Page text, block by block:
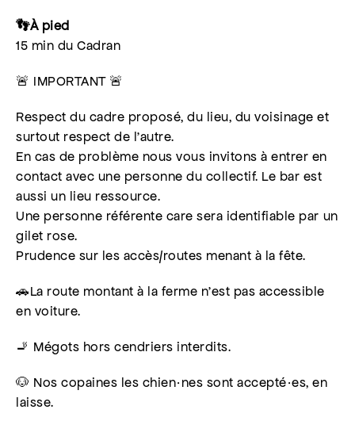
👣À pied
15 min du Cadran
🚨 IMPORTANT 🚨
Respect du cadre proposé, du lieu, du voisinage et
surtout respect de l’autre.
En cas de problème nous vous invitons à entrer en
contact avec une personne du collectif. Le bar est
aussi un lieu ressource.
Une personne référente care sera identifiable par un
gilet rose.
Prudence sur les accès/routes menant à la fête.
🚗La route montant à la ferme n’est pas accessible
en voiture.
🚬 Mégots hors cendriers interdits.
🐶 Nos copaines les chien·nes sont accepté·es, en
laisse.